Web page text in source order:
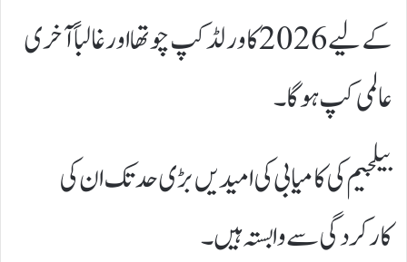
کے لیے 2026 کا ورلڈ کپ چوتھا اور غالباً آخری
عالمی کپ ہوگا۔
بیلجیم کی کامیابی کی امیدیں بڑی حد تک ان کی
کارکردگی سے وابستہ ہیں۔